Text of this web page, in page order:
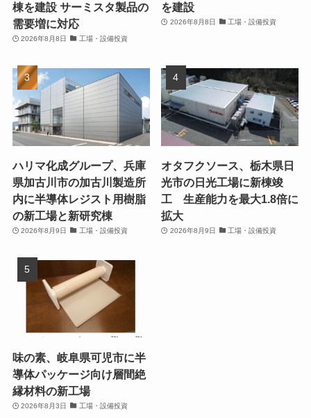
棟を建設 サーミスタ製品の
需要増に対応
2026年8月8日 工場・設備投資
を建設
2026年8月8日 工場・設備投資
ハリマ化成グループ、兵庫
県加古川市の加古川製造所
内に半導体レジスト用樹脂
の新工場と新研究棟
2026年8月9日 工場・設備投資
オタフクソース、栃木県日
光市の日光工場に新棟竣
工 生産能力を最大1.8倍に
拡大
2026年8月9日 工場・設備投資
味の素、岐阜県可児市に半
導体パッケージ向け層間絶
縁材料の新工場
2026年8月3日 工場・設備投資